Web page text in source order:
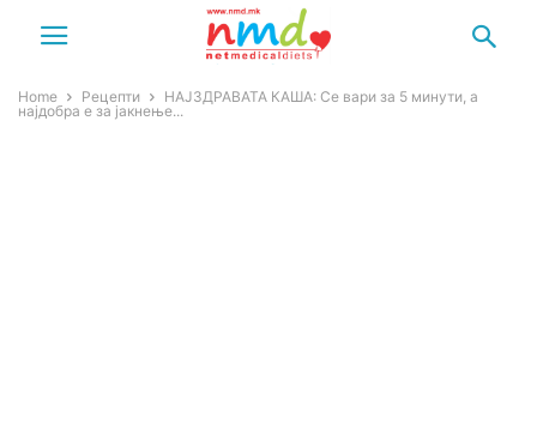
Home Рецепти
НАЈЗДРАВАТА КАША: Се вари за 5 минути, а
најдобра е за јакнење...